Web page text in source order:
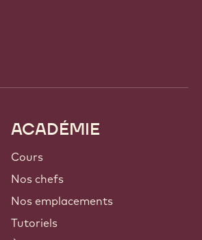
ACADÉMIE
Cours
Nos chefs
Nos emplacements
Tutoriels